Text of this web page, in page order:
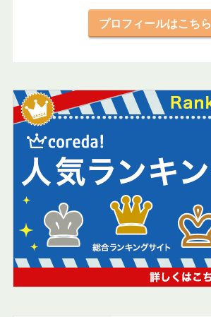
プロフィールはこちら